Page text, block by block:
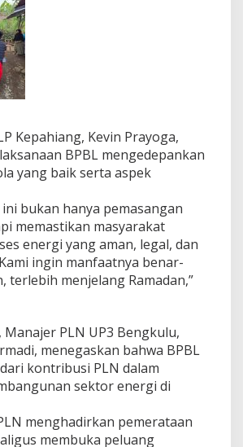
Kepahiang, Kevin Prayoga,
BPBL mengedepankan
yang baik serta aspek
bukan hanya pemasangan
memastikan masyarakat
energi yang aman, legal, dan
ingin manfaatnya benar-
terlebih menjelang Ramadan,”
Manajer PLN UP3 Bengkulu,
menegaskan bahwa BPBL
kontribusi PLN dalam
sektor energi di
menghadirkan pemerataan
membuka peluang